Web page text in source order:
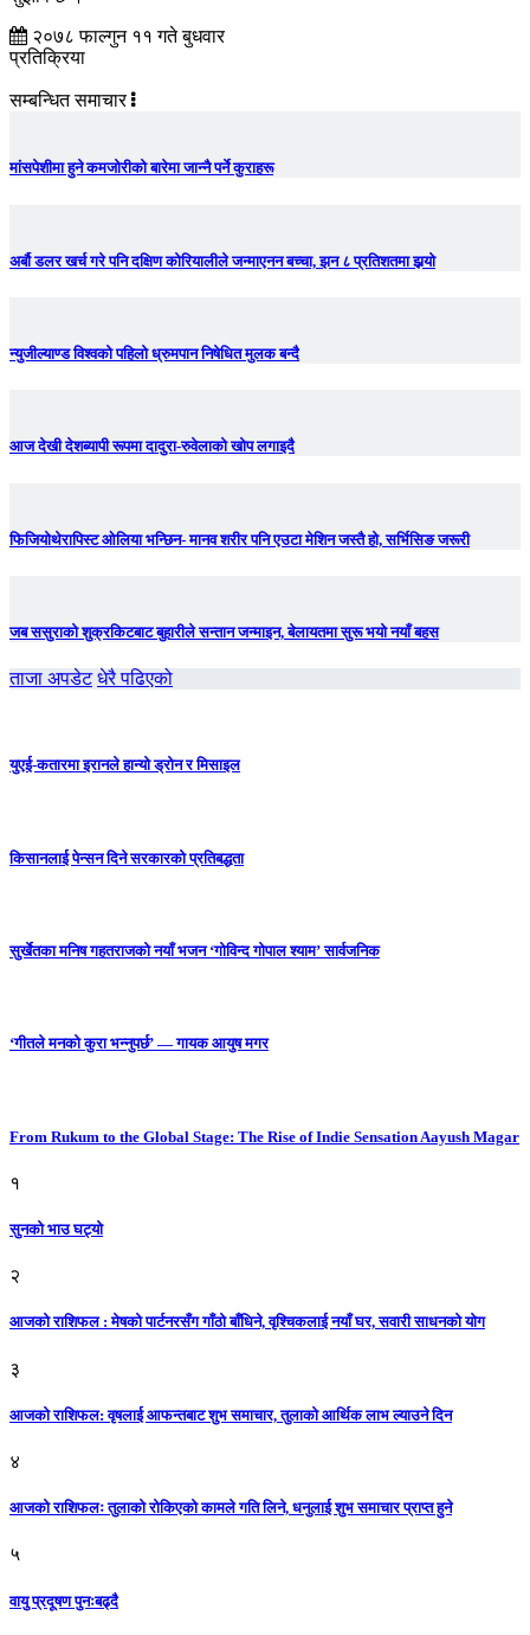
२०७८ फाल्गुन ११ गते बुधवार
प्रतिक्रिया
सम्बन्धित समाचार
मांसपेशीमा हुने कमजोरीको बारेमा जान्नै पर्ने कुराहरू
अर्बौ डलर खर्च गरे पनि दक्षिण कोरियालीले जन्माएनन बच्चा, झन ८ प्रतिशतमा झर्‍याे
न्युजील्याण्ड विश्वको पहिलो ध्रुमपान निषेधित मुलक बन्दै
आज देखी देशब्यापी रूपमा दादुरा-रुवेलाको खोप लगाइदै
फिजियोथेरापिस्ट ओलिया भन्छिन- मानव शरीर पनि एउटा मेशिन जस्तै हो, सर्भिसिङ जरूरी
जब ससुराको शुक्रकिटबाट बुहारीले सन्तान जन्माइन, बेलायतमा सुरू भयो नयाँ बहस
ताजा अपडेट धेरै पढिएको
युएई-कतारमा इरानले हान्यो ड्रोन र मिसाइल
किसानलाई पेन्सन दिने सरकारको प्रतिबद्धता
सुर्खेतका मनिष गहतराजको नयाँ भजन ‘गोविन्द गोपाल श्याम’ सार्वजनिक
‘गीतले मनको कुरा भन्नुपर्छ’ — गायक आयुष मगर
From Rukum to the Global Stage: The Rise of Indie Sensation Aayush Magar
१
सुनको भाउ घट्याे
२
आजको राशिफल : मेषको पार्टनरसँग गाँठो बाँधिने, वृश्चिकलाई नयाँ घर, सवारी साधनकाे याेग
३
आजकाे राशिफल: वृषलाई आफन्तबाट शुभ समाचार, तुलाकाे आर्थिक लाभ ल्याउने दिन
४
आजको राशिफलः तुलाकाे रोकिएको कामले गति लिने, धनुलाई शुभ समाचार प्राप्त हुने
५
वायु प्रदूषण पुनःबढ्दै